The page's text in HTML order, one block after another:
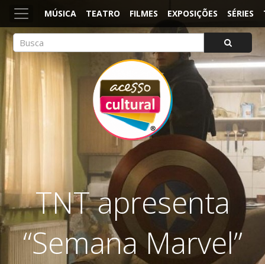
MÚSICA TEATRO FILMES EXPOSIÇÕES SÉRIES
ACESSO CULTURAL
Arte, Cultura Pop e Entretenimento
TNT apresenta
“Semana Marvel”